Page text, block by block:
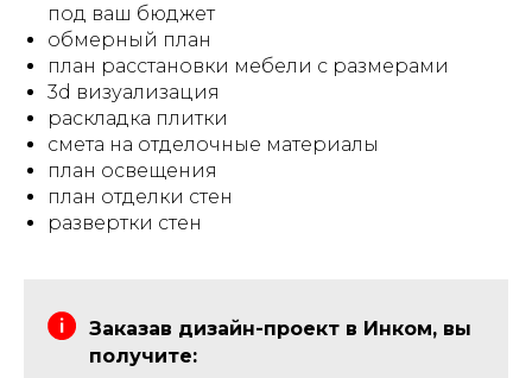
под ваш бюджет
обмерный план
план расстановки мебели с размерами
3d визуализация
раскладка плитки
смета на отделочные материалы
план освещения
план отделки стен
развертки стен
Заказав дизайн-проект в Инком, вы
получите: